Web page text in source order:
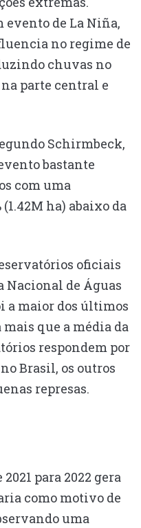
evento de La Niña,
no regime de
chuvas no
parte central e
Schirmbeck,
bastante
com uma
ha) abaixo da
oficiais
Nacional de Águas
a maior dos últimos
mais que a média da
respondem por
Brasil, os outros
represas.
para 2022 gera
como motivo de
uma